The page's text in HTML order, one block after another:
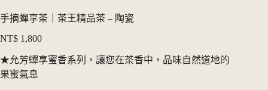
手摘蟬享茶｜茶王精品茶 – 陶瓷
NT$ 1,800
★允芳蟬享蜜香系列，讓您在茶香中，品味自然道地的
果蜜氣息